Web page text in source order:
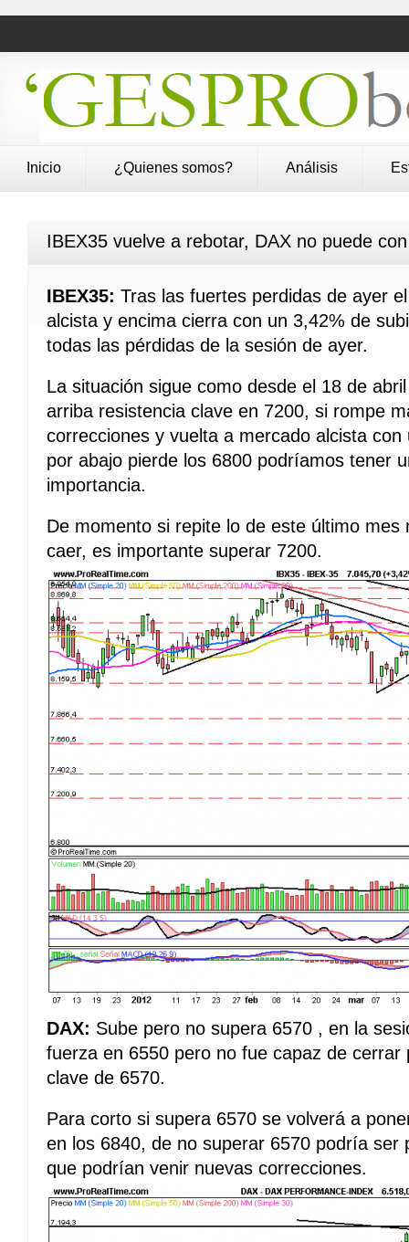
Inicio ¿Quienes somos? Análisis
IBEX35 vuelve a rebotar, DAX no puede
IBEX35: Tras las fuertes perdidas de ayer
alcista y encima cierra con un 3,42% de
todas las pérdidas de la sesión de ayer.
La situación sigue como desde el 18 de
arriba resistencia clave en 7200, si rompe
correcciones y vuelta a mercado alcista
por abajo pierde los 6800 podríamos tener
importancia.
De momento si repite lo de este último
caer, es importante superar 7200.
DAX: Sube pero no supera 6570 , en la
fuerza en 6550 pero no fue capaz de cerrar
clave de 6570.
Para corto si supera 6570 se volverá a
en los 6840, de no superar 6570 podría ser
que podrían venir nuevas correcciones.